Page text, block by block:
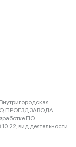
ПРОЕЗД ЗАВОДА
ПО
вид деятельности